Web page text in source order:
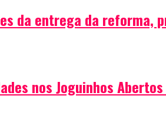
da entrega da reforma,
nos Joguinhos